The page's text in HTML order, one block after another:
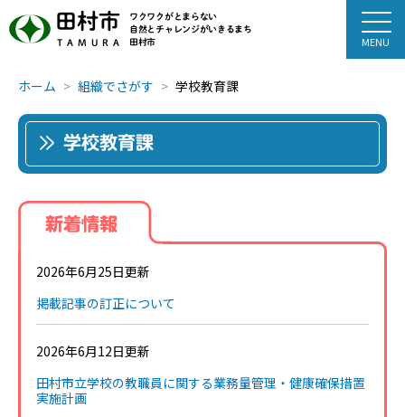
田村市
TAMURA
ワクワクがとまらない
自然とチャレンジがいきるまち
田村市
ホーム 組織でさがす 学校教育課
学校教育課
新着情報
2026年6月25日更新
掲載記事の訂正について
2026年6月12日更新
田村市立学校の教職員に関する業務量管理・健康確保措置
実施計画